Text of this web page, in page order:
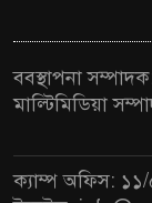
৬
৭
ববস্থাপনা
মাল্টিমিডিয়া
ক্যাম্প অফিস: